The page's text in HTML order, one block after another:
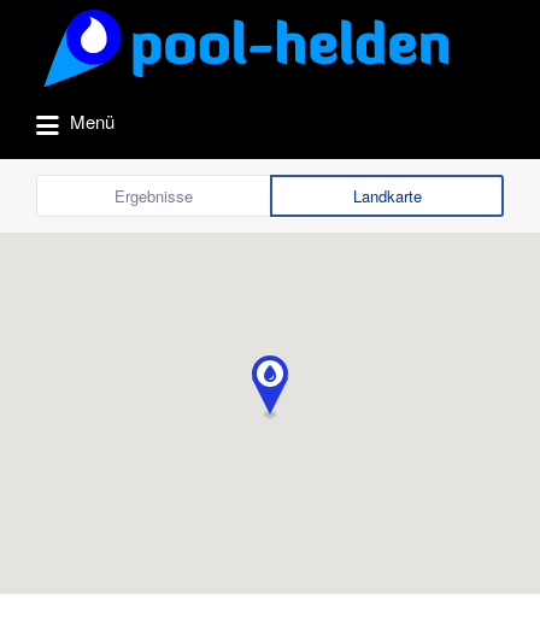
Suchen
nach:
Menü
Ergebnisse Landkarte